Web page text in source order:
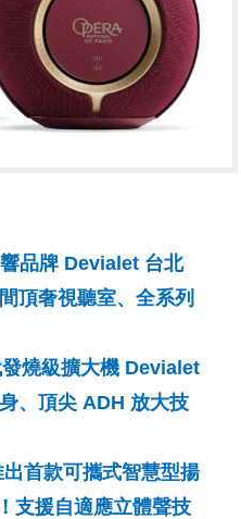
品牌 Devialet 台北
頂奢視聽室、全系列
燒級擴大機 Devialet
、頂尖 ADH 放大技
首款可攜式智慧型揚
支援自適應立體聲技